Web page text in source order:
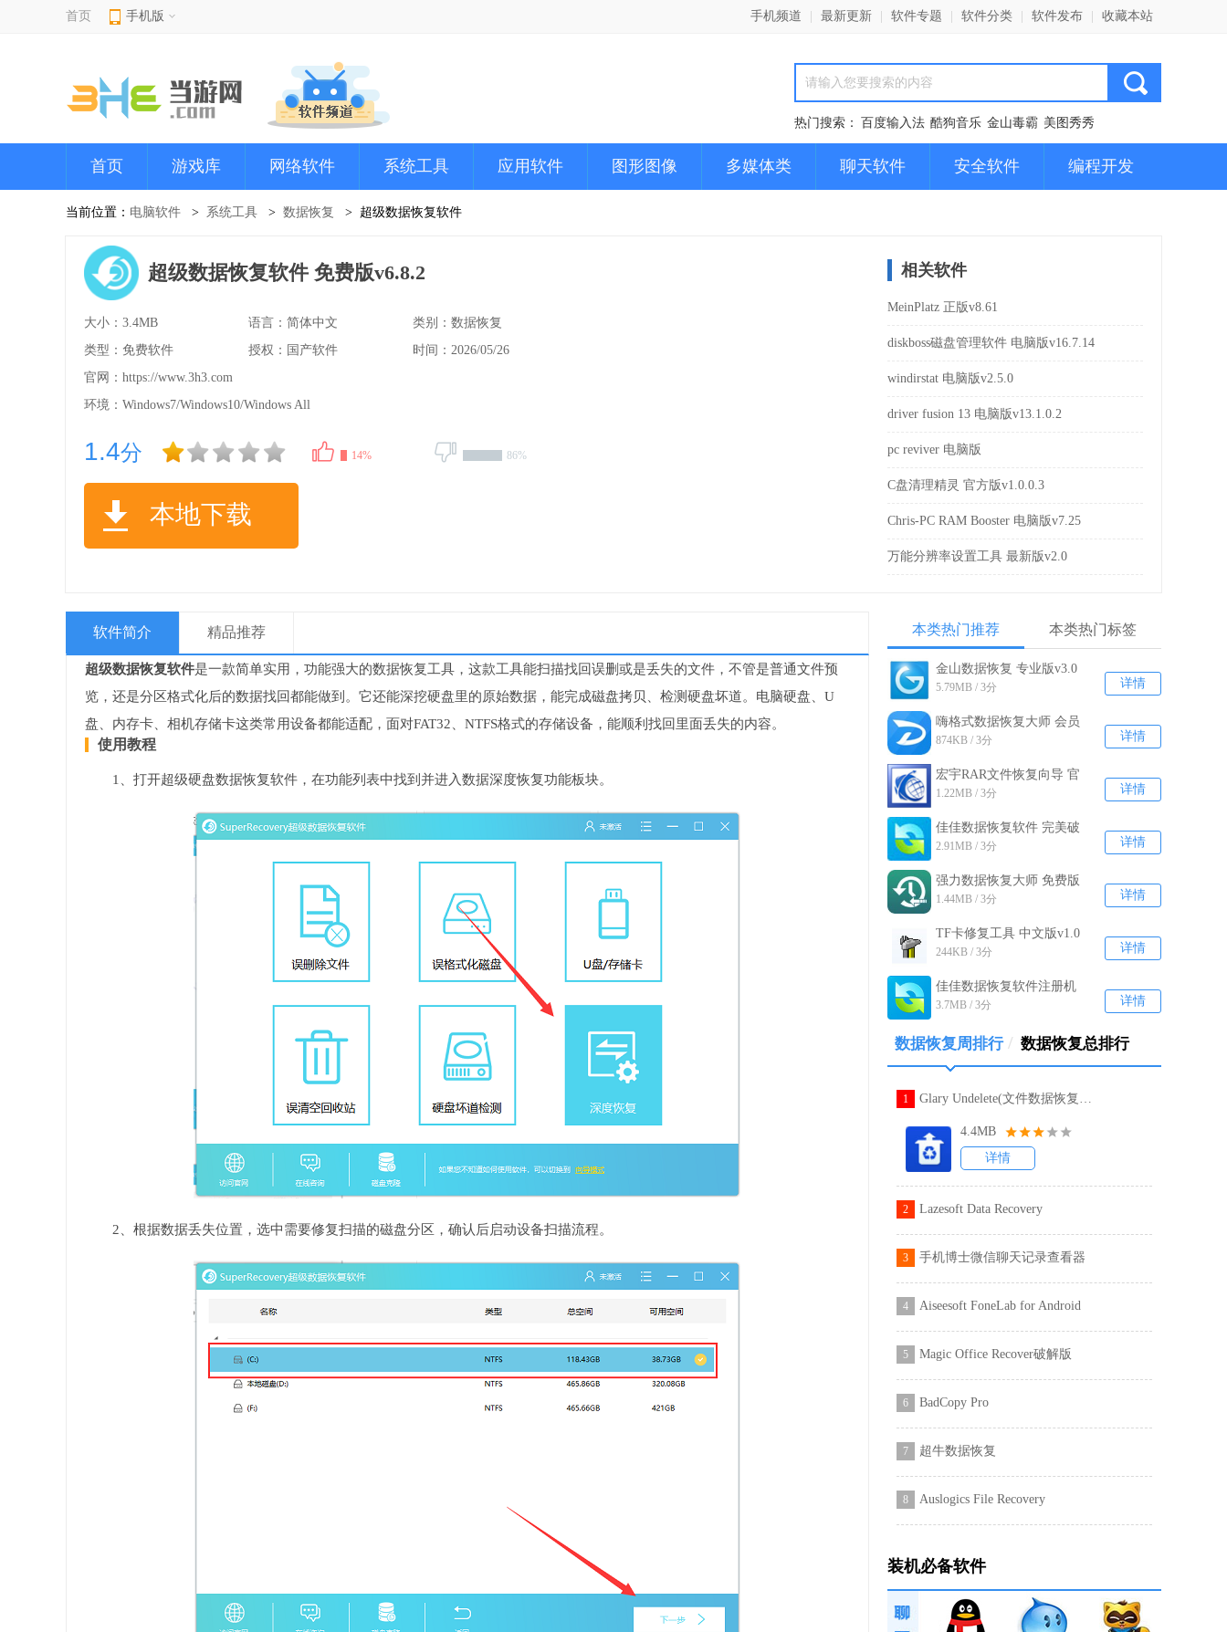
首页 手机版 手机频道 最新更新 软件专题 软件分类 软件发布 收藏本站
热门搜索： 百度输入法 酷狗音乐 金山毒霸 美图秀秀
首页 游戏库 网络软件 系统工具 应用软件 图形图像 多媒体类 聊天软件 安全软件 编程开发
当前位置： 电脑软件 系统工具 数据恢复 超级数据恢复软件
超级数据恢复软件 免费版v6.8.2
大小：3.4MB 语言：简体中文
类别：数据恢复
类型：免费软件
授权：国产软件
时间：2026/05/26
官网： https://www.3h3.com
环境：Windows7/Windows10/Windows All
14% 86%
1.4分
本地下载
相关软件
MeinPlatz 正版v8.61
diskboss磁盘管理软件 电脑版v16.7.14
windirstat 电脑版v2.5.0
driver fusion 13 电脑版v13.1.0.2
pc reviver 电脑版
C盘清理精灵 官方版v1.0.0.3
Chris-PC RAM Booster 电脑版v7.25
万能分辨率设置工具 最新版v2.0
软件简介 精品推荐
超级数据恢复软件是一款简单实用，功能强大的数据恢复工具，这款工具能扫描找回误删或是丢失的文件，不管是普通文件预
览，还是分区格式化后的数据找回都能做到。它还能深挖硬盘里的原始数据，能完成磁盘拷贝、检测硬盘坏道。电脑硬盘、U
盘、内存卡、相机存储卡这类常用设备都能适配，面对FAT32、NTFS格式的存储设备，能顺利找回里面丢失的内容。
使用教程
1、打开超级硬盘数据恢复软件，在功能列表中找到并进入数据深度恢复功能板块。
2、根据数据丢失位置，选中需要修复扫描的磁盘分区，确认后启动设备扫描流程。
本类热门推荐 本类热门标签
详情
金山数据恢复 专业版v3.0
5.79MB / 3分
详情
嗨格式数据恢复大师 会员
共享免费版v1.1.5
874KB / 3分
详情
宏宇RAR文件恢复向导 官
方版v2.000.9
1.22MB / 3分
详情
佳佳数据恢复软件 完美破
解版v6.7.5
2.91MB / 3分
详情
强力数据恢复大师 免费版
V2019.514.1420.54
1.44MB / 3分
详情
TF卡修复工具 中文版v1.0
244KB / 3分
详情
佳佳数据恢复软件注册机
绿色免费版v6.7.5
3.7MB / 3分
数据恢复周排行 / 数据恢复总排行
1 Glary Undelete(文件数据恢复软件)
4.4MB
详情
2 Lazesoft Data Recovery
3 手机博士微信聊天记录查看器
4 Aiseesoft FoneLab for Android
5 Magic Office Recover破解版
6 BadCopy Pro
7 超牛数据恢复
8 Auslogics File Recovery
装机必备软件